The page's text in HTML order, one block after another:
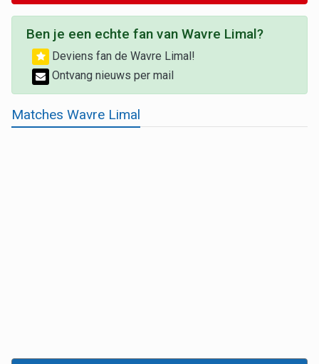
Ben je een echte fan van Wavre Limal?
Deviens fan de Wavre Limal!
Ontvang nieuws per mail
Matches Wavre Limal